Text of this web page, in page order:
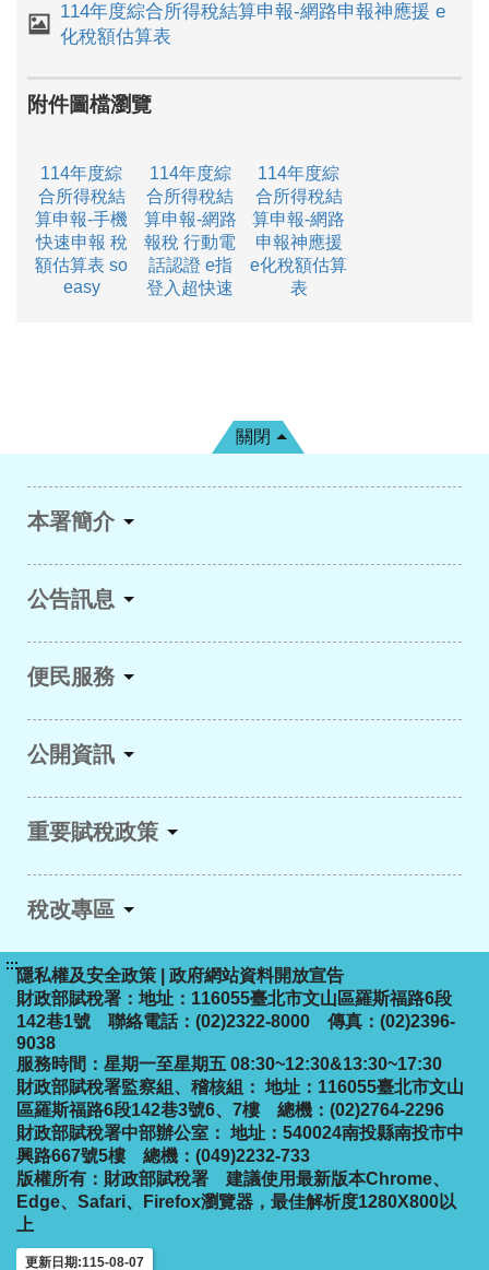
114年度綜合所得稅結算申報-網路申報神應援 e
化稅額估算表
附件圖檔瀏覽
114年度綜
合所得稅結
算申報-手機
快速申報 稅
額估算表 so
easy
114年度綜
合所得稅結
算申報-網路
報稅 行動電
話認證 e指
登入超快速
114年度綜
合所得稅結
算申報-網路
申報神應援
e化稅額估算
表
關閉
本署簡介
公告訊息
便民服務
公開資訊
重要賦稅政策
稅改專區
:::
隱私權及安全政策
政府網站資料開放宣告
財政部賦稅署：地址：116055臺北市文山區羅斯福路6段
142巷1號 聯絡電話：(02)2322-8000 傳真：(02)2396-
9038
服務時間：星期一至星期五 08:30~12:30&13:30~17:30
財政部賦稅署監察組、稽核組： 地址：116055臺北市文山
區羅斯福路6段142巷3號6、7樓 總機：(02)2764-2296
財政部賦稅署中部辦公室： 地址：540024南投縣南投市中
興路667號5樓 總機：(049)2232-733
版權所有：財政部賦稅署 建議使用最新版本Chrome、
Edge、Safari、Firefox瀏覽器，最佳解析度1280X800以
上
更新日期:115-08-07